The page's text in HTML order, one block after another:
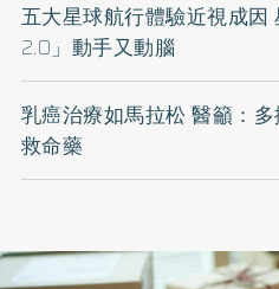
五大星球航行體驗近視成
2.0」動手又動腦
乳癌治療如馬拉松 醫籲：
救命藥